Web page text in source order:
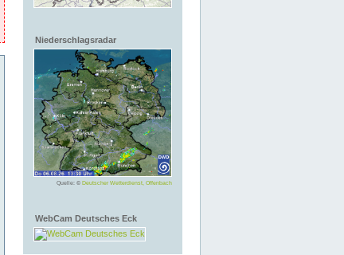
Niederschlagsradar
Quelle: © Deutscher Wetterdienst, Offenbach
WebCam Deutsches Eck